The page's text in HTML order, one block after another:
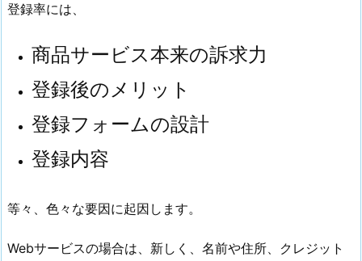
登録率には、
商品サービス本来の訴求力
登録後のメリット
登録フォームの設計
登録内容
等々、色々な要因に起因します。
Webサービスの場合は、新しく、名前や住所、クレジット